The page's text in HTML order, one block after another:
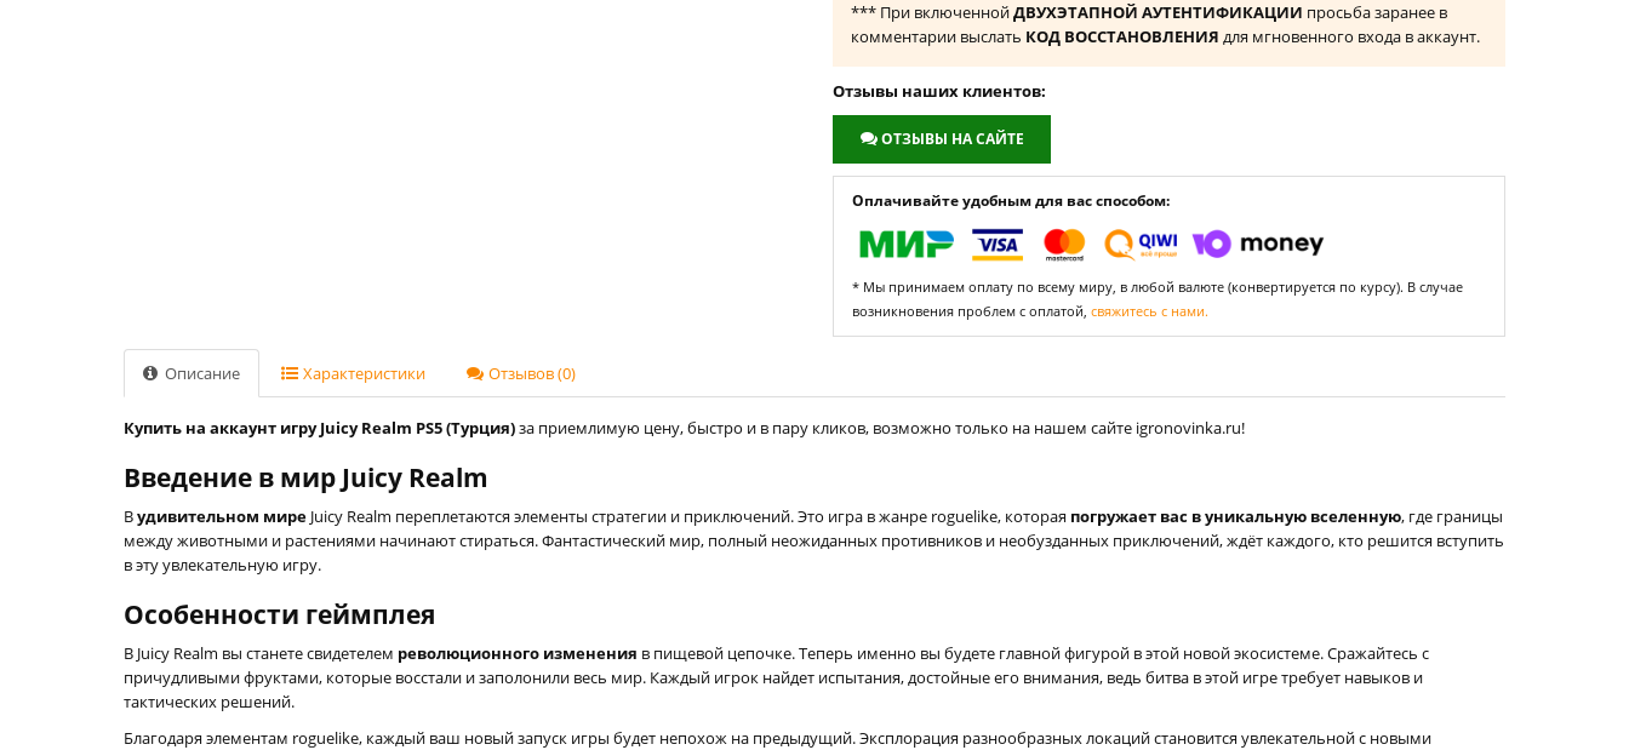
*** При включеннойДВУХЭТАПНОЙ АУТЕНТИФИКАЦИИ просьба заранее в
комментарии выслать КОД ВОССТАНОВЛЕНИЯ для мгновенного входа в аккаунт.
Отзывы наших клиентов:
ОТЗЫВЫ НА САЙТЕ
Оплачивайте удобным для вас способом:
* Мы принимаем оплату по всему миру, в любой валюте (конвертируется по курсу). В случае
возникновения проблем с оплатой, свяжитесь с нами.
Описание Характеристики Отзывов (0)
Купить на аккаунт игру Juicy Realm PS5 (Турция)за приемлимую цену, быстро и в пару кликов, возможно только на нашем сайте igronovinka.ru!
Введение в мир Juicy Realm
Вудивительном мире Juicy Realm переплетаются элементы стратегии и приключений. Это игра в жанре roguelike, которая погружает вас в уникальную вселенную, где границы
между животными и растениями начинают стираться. Фантастический мир, полный неожиданных противников и необузданных приключений, ждёт каждого, кто решится вступить
в эту увлекательную игру.
Особенности геймплея
В Juicy Realm вы станете свидетелем революционного изменения в пищевой цепочке. Теперь именно вы будете главной фигурой в этой новой экосистеме. Сражайтесь с
причудливыми фруктами, которые восстали и заполонили весь мир. Каждый игрок найдет испытания, достойные его внимания, ведь битва в этой игре требует навыков и
тактических решений.
Благодаря элементам roguelike, каждый ваш новый запуск игры будет непохож на предыдущий. Эксплорация разнообразных локаций становится увлекательной с новыми